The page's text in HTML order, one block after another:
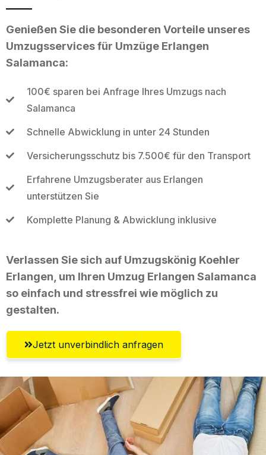
Genießen Sie die besonderen Vorteile unseres
Umzugsservices für Umzüge Erlangen
Salamanca:
100€ sparen bei Anfrage Ihres Umzugs nach
Salamanca
Schnelle Abwicklung in unter 24 Stunden
Versicherungsschutz bis 7.500€ für den Transport
Erfahrene Umzugsberater aus Erlangen
unterstützen Sie
Komplette Planung & Abwicklung inklusive
Verlassen Sie sich auf Umzugskönig Koehler
Erlangen, um Ihren Umzug Erlangen Salamanca
so einfach und stressfrei wie möglich zu
gestalten.
Jetzt unverbindlich anfragen